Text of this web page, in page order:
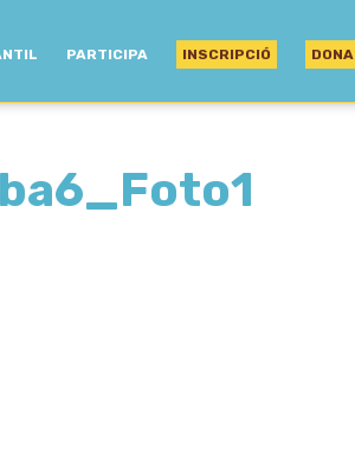
PARTICIPA INSCRIPCIÓ DONA